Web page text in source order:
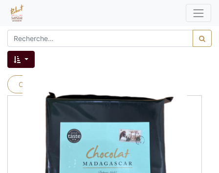
Catégories produits